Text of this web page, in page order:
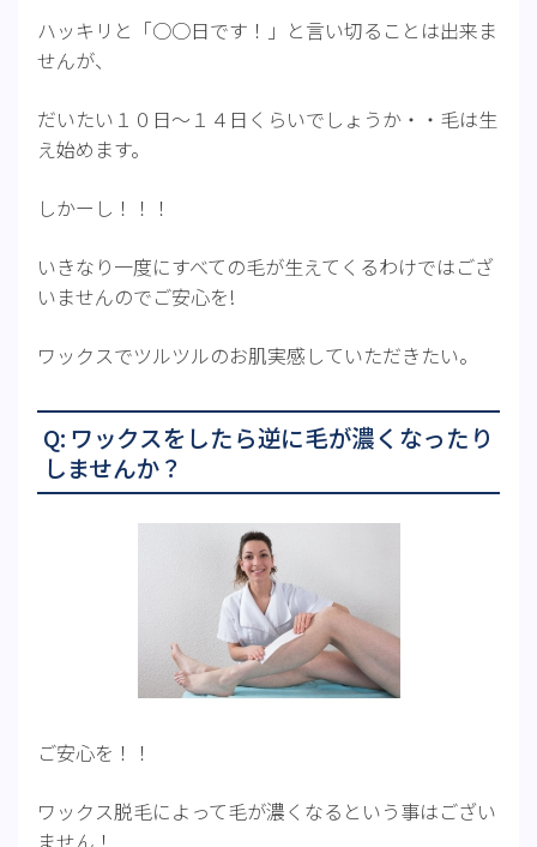
ハッキリと「○○日です！」と言い切ることは出来ま
せんが、
だいたい１０日～１４日くらいでしょうか・・毛は生
え始めます。
しかーし！！！
いきなり一度にすべての毛が生えてくるわけではござ
いませんのでご安心を!
ワックスでツルツルのお肌実感していただきたい。
Q: ワックスをしたら逆に毛が濃くなったり
しませんか？
ご安心を！！
ワックス脱毛によって毛が濃くなるという事はござい
ません！